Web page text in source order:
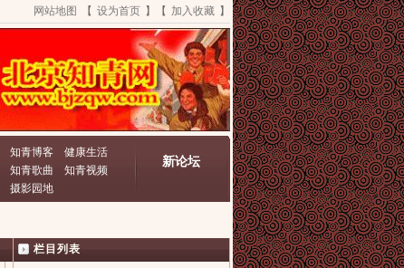
网站地图 【 设为首页 】【 加入收藏 】
知青博客
健康生活
知青歌曲
知青视频
摄影园地
新论坛
栏目列表